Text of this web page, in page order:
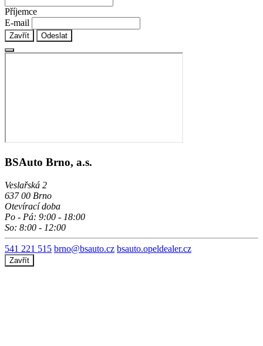
Příjemce
E-mail
Zavřít Odeslat
BSAuto Brno, a.s.
Veslařská 2
637 00 Brno
Otevírací doba
Po - Pá: 9:00 - 18:00
So: 8:00 - 12:00
541 221 515 brno@bsauto.cz bsauto.opeldealer.cz
Zavřít